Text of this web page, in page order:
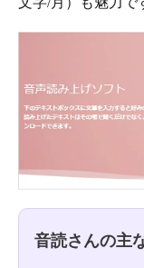
音読さんの主